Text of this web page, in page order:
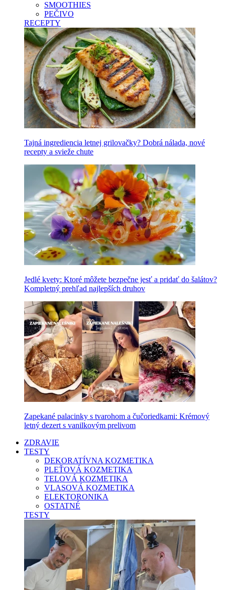
SMOOTHIES
PEČIVO
RECEPTY
Tajná ingrediencia letnej grilovačky? Dobrá nálada, nové
recepty a svieže chute
Jedlé kvety: Ktoré môžete bezpečne jesť a pridať do šalátov?
Kompletný prehľad najlepších druhov
Zapekané palacinky s tvarohom a čučoriedkami: Krémový
letný dezert s vanilkovým prelivom
ZDRAVIE
TESTY
DEKORATÍVNA KOZMETIKA
PLEŤOVÁ KOZMETIKA
TELOVÁ KOZMETIKA
VLASOVÁ KOZMETIKA
ELEKTORONIKA
OSTATNÉ
TESTY